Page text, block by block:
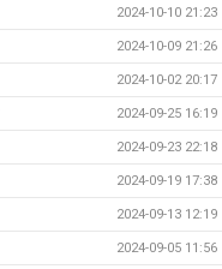
2024-10-10 21:23
2024-10-09 21:26
2024-10-02 20:17
2024-09-25 16:19
2024-09-23 22:18
2024-09-19 17:38
2024-09-13 12:19
2024-09-05 11:56